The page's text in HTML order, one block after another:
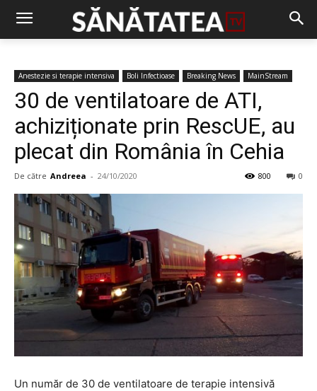
Anestezie si terapie intensiva Boli Infectioase Breaking News MainStream
30 de ventilatoare de ATI,
achiziționate prin RescUE, au
plecat din România în Cehia
De către Andreea - 24/10/2020 0
800
Un număr de 30 de ventilatoare de terapie intensivă